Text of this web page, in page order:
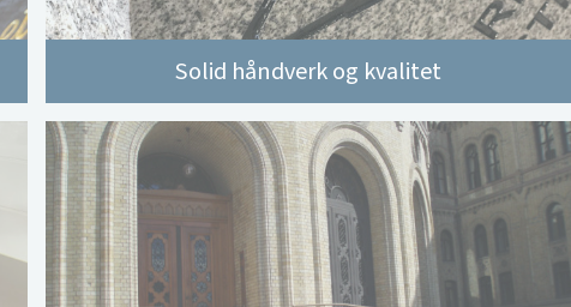
Solid håndverk og kvalitet